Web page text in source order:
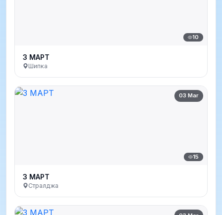
10
3 МАРТ
Шипка
03 Mar
15
3 МАРТ
Стралджа